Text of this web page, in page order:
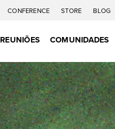
CONFERENCE STORE BLOG
REUNIÕES COMUNIDADES